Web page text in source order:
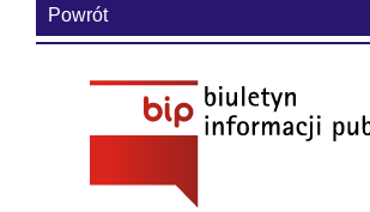
Powrót